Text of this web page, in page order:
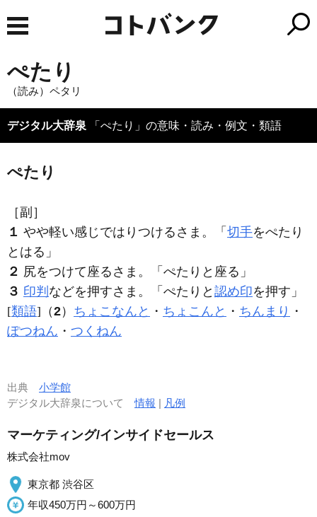
ぺたり
（読み）ペタリ
デジタル大辞泉 「ぺたり」の意味・読み・例文・類語
ぺたり
［副］
１ やや軽い感じではりつけるさま。「 切手をぺたり
とはる」
２ 尻をつけて座るさま。「 ぺたり と座る」
３ 印判 などを押すさま。「 ぺたり と 認め印を押す」
[類語]（2） ちょこなんと ・ ちょこんと ・ ちんまり ・
ぽつねん ・ つくねん
出典 小学館
デジタル大辞泉について情報 | 凡例
マーケティング/インサイドセールス
株式会社mov
東京都 渋谷区
年収450万円～600万円